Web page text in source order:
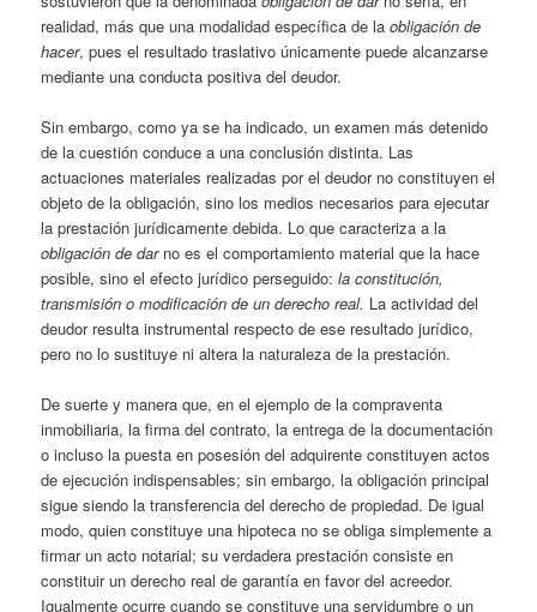
realidad, más que una modalidad específica de laobligación de
hacer, pues el resultado traslativo únicamente puede alcanzarse
mediante una conducta positiva del deudor.
Sin embargo, como ya se ha indicado, un examen más detenido
de la cuestión conduce a una conclusión distinta. Las
actuaciones materiales realizadas por el deudor no constituyen el
objeto de la obligación, sino los medios necesarios para ejecutar
la prestación jurídicamente debida. Lo que caracteriza a la
obligación de darno es el comportamiento material que la hace
posible, sino el efecto jurídico perseguido:la constitución,
transmisión o modificación de un derecho real. La actividad del
deudor resulta instrumental respecto de ese resultado jurídico,
pero no lo sustituye ni altera la naturaleza de la prestación.
De suerte y manera que, en el ejemplo de la compraventa
inmobiliaria, la firma del contrato, la entrega de la documentación
o incluso la puesta en posesión del adquirente constituyen actos
de ejecución indispensables; sin embargo, la obligación principal
sigue siendo la transferencia del derecho de propiedad. De igual
modo, quien constituye una hipoteca no se obliga simplemente a
firmar un acto notarial; su verdadera prestación consiste en
constituir un derecho real de garantía en favor del acreedor.
Igualmente ocurre cuando se constituye una servidumbre o un